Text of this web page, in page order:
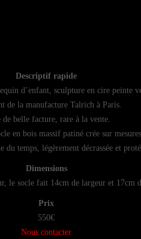
Descriptif rapide
d’enfant, sculpture en cire peinte
de la manufacture Talrich à Paris.
de belle facture, rare à la vente.
en bois massif patiné crée sur
du temps, légèrement décrassée et
Dimensions
le socle fait 14cm de largeur et 17cm
Prix
550€
Nous contacter